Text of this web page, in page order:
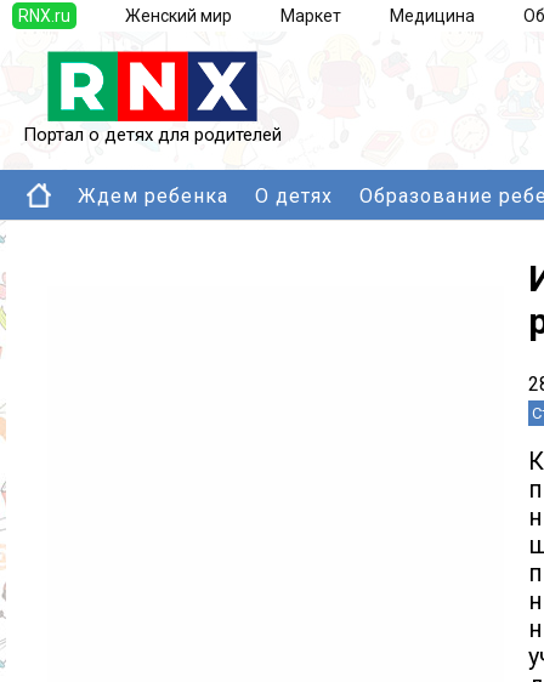
RNX.ru Женский мир Маркет Медицина
Портал о детях для родителей
Ждем ребенка О детях Образование